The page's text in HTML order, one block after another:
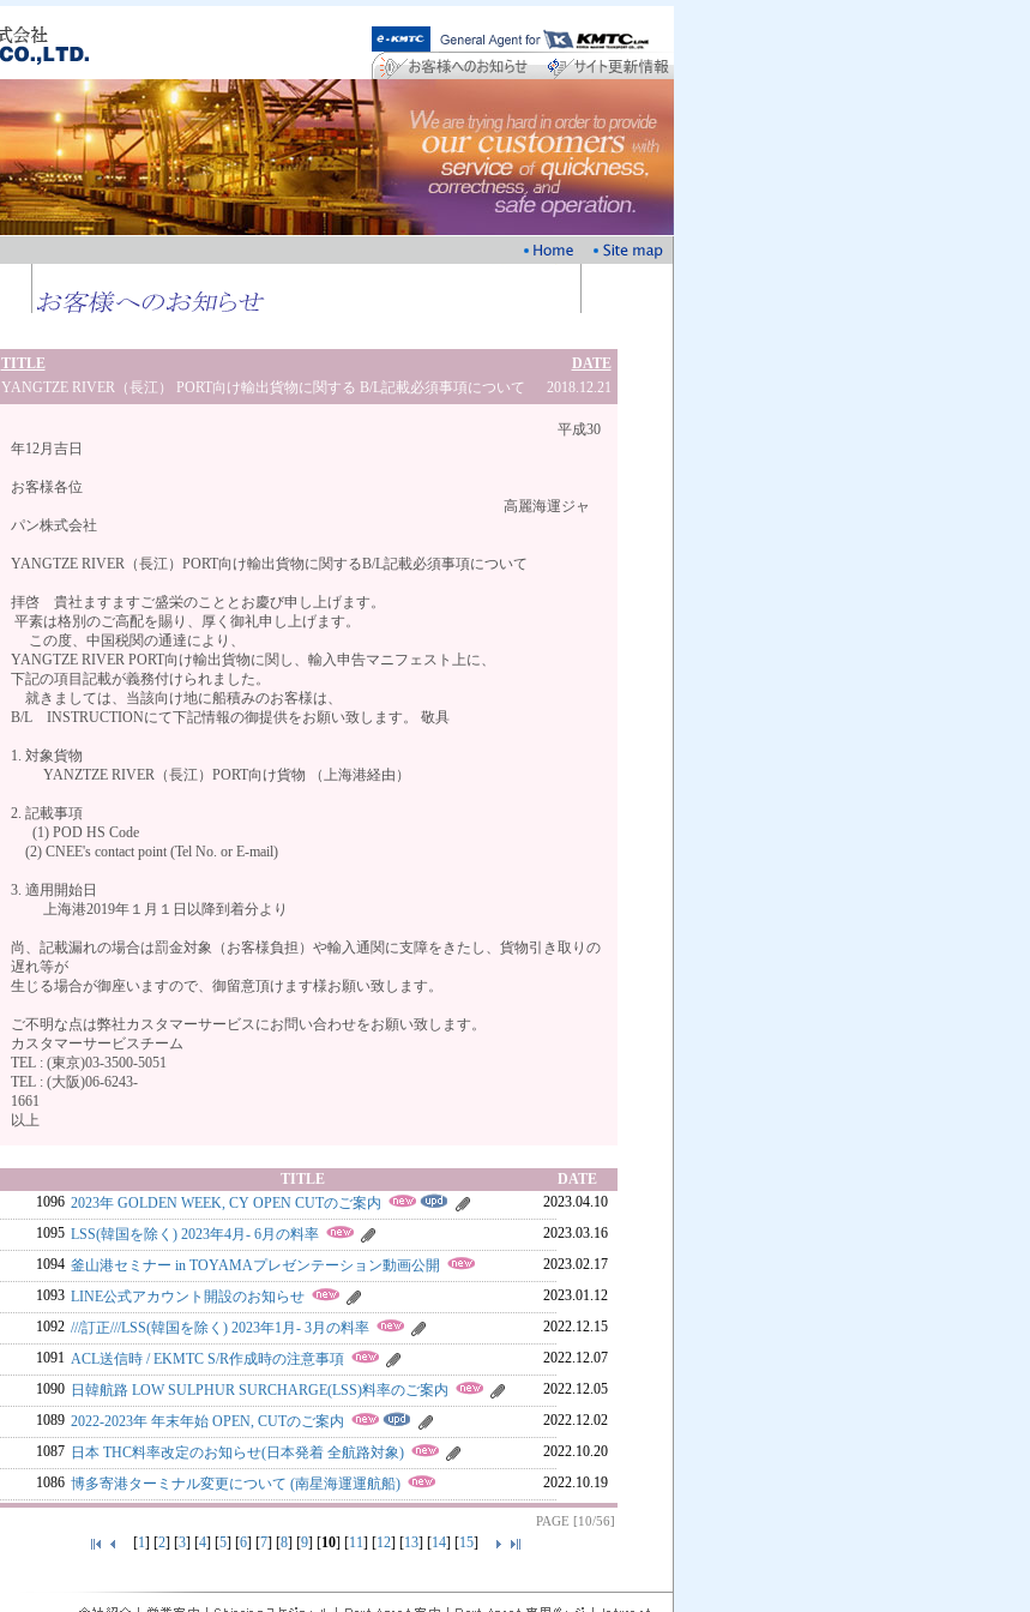
TITLE
DATE
YANGTZE RIVER（長江） PORT向け輸出貨物に関する B/L記載必須事項について
2018.12.21
平成30
年12月吉日
お客様各位
高麗海運ジャ
パン株式会社
YANGTZE RIVER（長江）PORT向け輸出貨物に関するB/L記載必須事項について
拝啓 貴社ますますご盛栄のこととお慶び申し上げます。
平素は格別のご高配を賜り、厚く御礼申し上げます。
この度、中国税関の通達により、
YANGTZE RIVER PORT向け輸出貨物に関し、輸入申告マニフェスト上に、
下記の項目記載が義務付けられました。
就きましては、当該向け地に船積みのお客様は、
B/L INSTRUCTIONにて下記情報の御提供をお願い致します。 敬具
1. 対象貨物
YANZTZE RIVER（長江）PORT向け貨物 （上海港経由）
2. 記載事項
(1) POD HS Code
(2) CNEE's contact point (Tel No. or E-mail)
3. 適用開始日
上海港2019年１月１日以降到着分より
尚、記載漏れの場合は罰金対象（お客様負担）や輸入通関に支障をきたし、貨物引き取りの
遅れ等が
生じる場合が御座いますので、御留意頂けます様お願い致します。
ご不明な点は弊社カスタマーサービスにお問い合わせをお願い致します。
カスタマーサービスチーム
TEL : (東京)03-3500-5051
TEL : (大阪)06-6243-
1661
以上
TITLE
DATE
1096 2023年 GOLDEN WEEK, CY OPEN CUTのご案内
2023.04.10
1095 LSS(韓国を除く) 2023年4月- 6月の料率
2023.03.16
1094 釜山港セミナー in TOYAMAプレゼンテーション動画公開
2023.02.17
1093 LINE公式アカウント開設のお知らせ
2023.01.12
1092 ///訂正///LSS(韓国を除く) 2023年1月- 3月の料率
2022.12.15
1091 ACL送信時 / EKMTC S/R作成時の注意事項
2022.12.07
1090 日韓航路 LOW SULPHUR SURCHARGE(LSS)料率のご案内
2022.12.05
1089 2022-2023年 年末年始 OPEN, CUTのご案内
2022.12.02
1087 日本 THC料率改定のお知らせ(日本発着 全航路対象)
2022.10.20
1086 博多寄港ターミナル変更について (南星海運運航船) 2022.10.19
PAGE [10/56]
[1] [2] [3] [4] [5] [6] [7] [8] [9] [10] [11] [12] [13] [14] [15]